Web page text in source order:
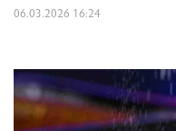
06.03.2026 16:24